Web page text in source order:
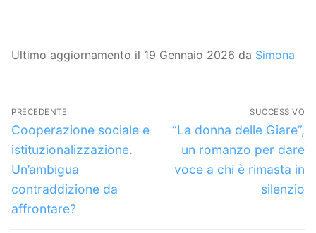
Ultimo aggiornamento il 19 Gennaio 2026 da Simona
Navigazione
articoli
PRECEDENTE
Articolo
precedente:
Cooperazione sociale e
istituzionalizzazione.
Un’ambigua
contraddizione da
affrontare?
SUCCESSIVO
Articolo
successivo:
“La donna delle Giare”,
un romanzo per dare
voce a chi è rimasta in
silenzio